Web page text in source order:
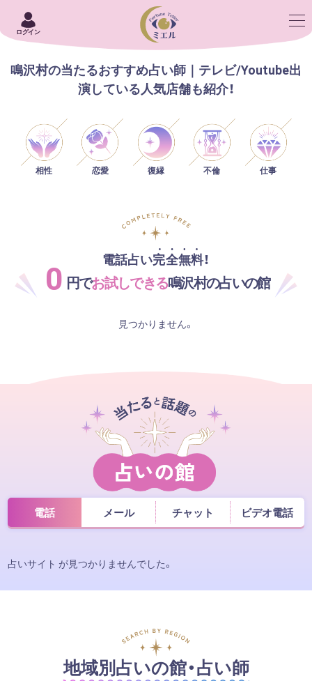
ログイン
鳴沢村の当たるおすすめ占い師｜テレビ/Youtube出
演している人気店舗も紹介！
相性 恋愛 復縁 不倫 仕事
電話占い完全無料！
0 円でお試しできる鳴沢村の占いの館
見つかりません。
電話 メール チャット ビデオ電話
占いサイト が見つかりませんでした。
地域別占いの館・占い師